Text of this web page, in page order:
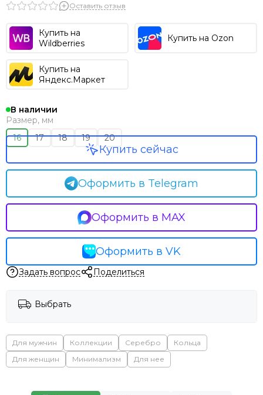
Оставить отзыв
Купить на
Wildberries
Купить на Ozon
Купить на
Яндекс.Маркет
В наличии
Размер, мм
16
17 18 19 20
Оформить в Telegram
Оформить в MAX
Оформить в VK
Купить сейчас
Задать вопрос Поделиться
Выбрать
Для мужчин Коллекции Серебро
Кольца
Для женщин
Минимализм Для нее